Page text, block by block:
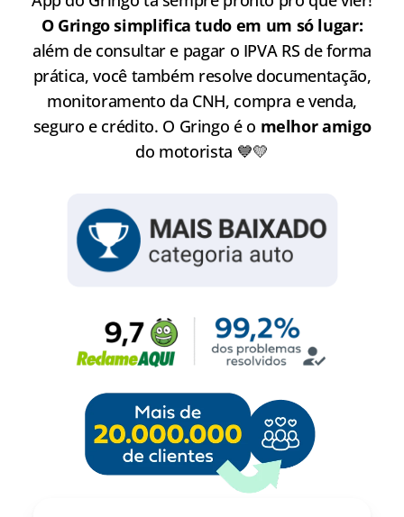
O Gringo simplifica tudo em um só lugar:
além de consultar e pagar o IPVA RS de forma
prática, você também resolve documentação,
monitoramento da CNH, compra e venda,
seguro e crédito. O Gringo é o melhor amigo
do motorista 💙💛